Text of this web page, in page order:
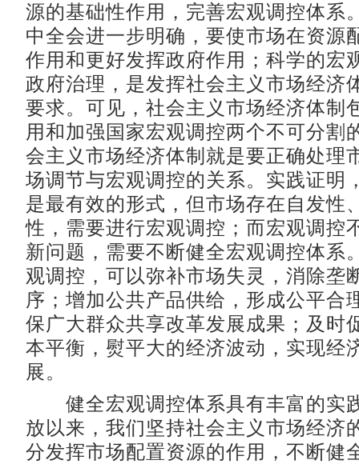
源的基础性作用，完善宏观调控体系
中全会进一步明确，要使市场在资源
作用和更好发挥政府作用；科学的宏
政府治理，是发挥社会主义市场经济
要求。可见，社会主义市场经济体制
用和加强国家宏观调控两个不可分割
会主义市场经济体制就是要正确处理
场调节与宏观调控的关系。实践证明
是最有效的形式，但市场存在自发性
性，需要进行宏观调控；而宏观调控
新问题，需要不断健全宏观调控体系
观调控，可以弥补市场失灵，消除垄
序；增加公共产品供给，形成公平合
保广大群众共享改革发展成果；及时
本平衡，熨平大的经济波动，实现经
展。
健全宏观调控体系具有丰富的实
放以来，我们坚持社会主义市场经济
分发挥市场配置资源的作用，不断健